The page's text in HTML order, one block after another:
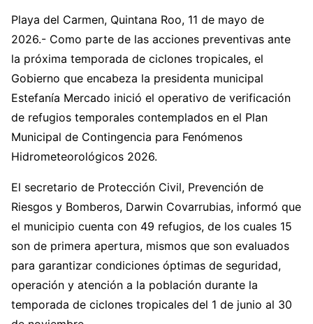
Playa del Carmen, Quintana Roo, 11 de mayo de
2026.- Como parte de las acciones preventivas ante
la próxima temporada de ciclones tropicales, el
Gobierno que encabeza la presidenta municipal
Estefanía Mercado inició el operativo de verificación
de refugios temporales contemplados en el Plan
Municipal de Contingencia para Fenómenos
Hidrometeorológicos 2026.
El secretario de Protección Civil, Prevención de
Riesgos y Bomberos, Darwin Covarrubias, informó que
el municipio cuenta con 49 refugios, de los cuales 15
son de primera apertura, mismos que son evaluados
para garantizar condiciones óptimas de seguridad,
operación y atención a la población durante la
temporada de ciclones tropicales del 1 de junio al 30